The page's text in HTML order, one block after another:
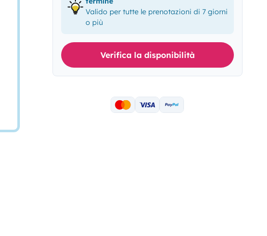
Valido per tutte le prenotazioni di 7 giorni
o più
Verifica la disponibilità